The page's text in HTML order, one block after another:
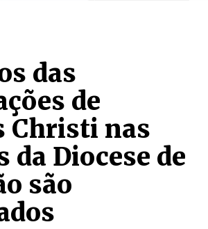
das
de
Christi nas
da Diocese de
são